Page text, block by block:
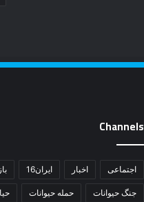
Channels
اجتماعی اخبار ایران16
جنگ حیوانات حمله حیوانات